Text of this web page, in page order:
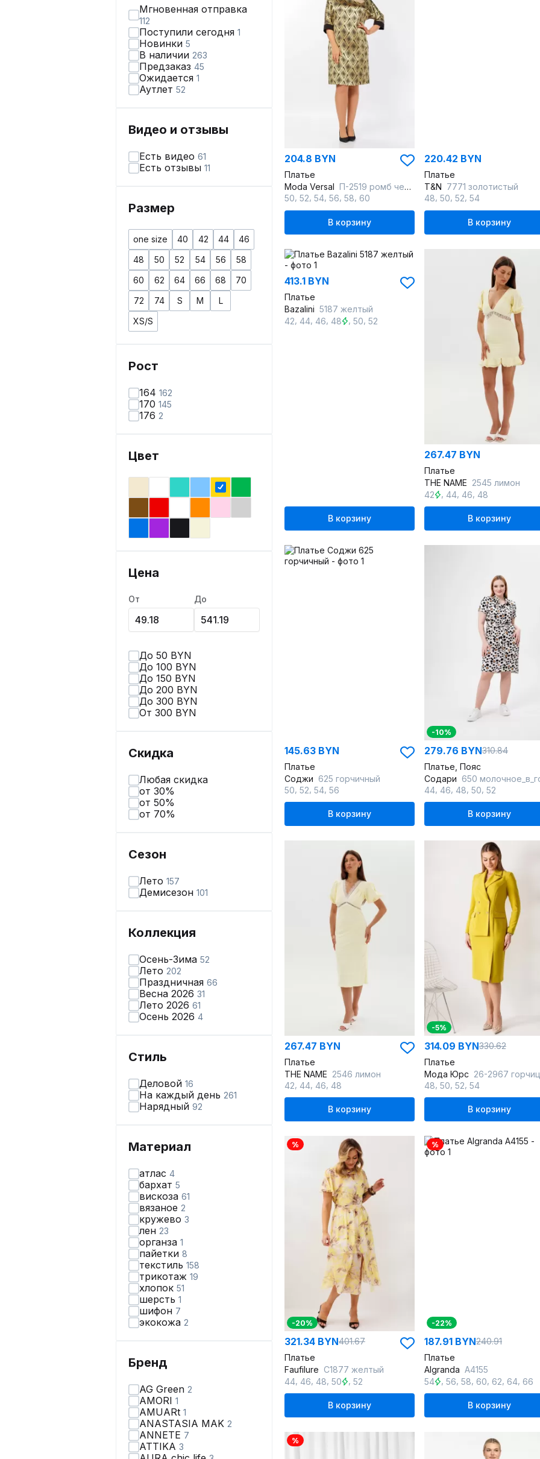
Мгновенная отправка
112
Поступили сегодня 1
Новинки 5
В наличии 263
Предзаказ 45
Ожидается 1
Аутлет 52
Видео и отзывы
Есть видео 61
Есть отзывы 11
Размер
one size 40 42 44
46
48
50 52 54 56
58
60
62 64 66 68
70
72
74 S M
L
XS/S
Рост
164 162
170 145
176 2
Цвет
Цена
От До
До 50 BYN
До 100 BYN
До 150 BYN
До 200 BYN
До 300 BYN
От 300 BYN
Скидка
Любая скидка
от 30%
от 50%
от 70%
Сезон
Лето 157
Демисезон 101
Коллекция
Осень-Зима 52
Лето 202
Праздничная 66
Весна 2026 31
Лето 2026 61
Осень 2026 4
Стиль
Деловой 16
На каждый день 261
Нарядный 92
Материал
атлас 4
бархат 5
вискоза 61
вязаное 2
кружево 3
лен 23
органза 1
пайетки 8
текстиль 158
трикотаж 19
хлопок 51
шерсть 1
шифон 7
экокожа 2
Бренд
AG Green 2
AMORI 1
AMUARt 1
ANASTASIA MAK 2
ANNETE 7
ATTIKA 3
204.8 BYN
Платье
Moda Versal П-2519 ромб черн+золото
50 52 54 56 58 60
В корзину
220.42 BYN
Платье
T&N 7771 золотистый
48 50 52 54
В корзину
413.1 BYN
Платье
Bazalini 5187 желтый
42 44 46 48 ,50 ,52
В корзину
267.47 BYN
Платье
THE NAME 2545 лимон
42
44 46 48
В корзину
145.63 BYN
Платье
Соджи 625 горчичный
50 52 54 56
В корзину
-10%
279.76 BYN310.84
Платье, Пояс
Содари 650
44 46 48 50 52
В корзину
267.47 BYN
Платье
THE NAME 2546 лимон
42 44 46 48
В корзину
-5%
314.09 BYN330.62
Платье
Мода Юрс 26-2967
48 50 52 54
В корзину
%
-20%
321.34 BYN401.67
Платье
Faufilure C1877 желтый
44 46 48 50 ,52
В корзину
%
-22%
187.91 BYN240.91
Платье
Algranda А4155
54
,56 ,58 60 62 64 66
В корзину
%